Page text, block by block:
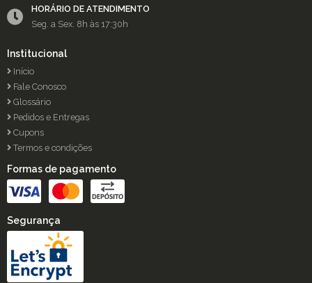
HORÁRIO DE ATENDIMENTO
Seg. a Sex. 8h às 17:30h
Institucional
Início
Fale Conosco
Glossário
Pedidos e Entregas
Cupons
Termos e condições
Formas de pagamento
Segurança